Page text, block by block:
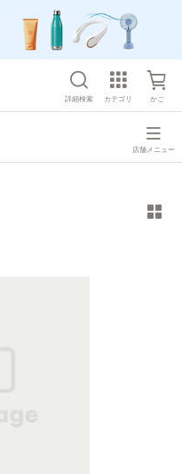
詳細検索 カテゴリ かご
店舗メニュー